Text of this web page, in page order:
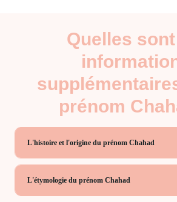
Quelles
prénom
L'histoire et l'origine du prénom Chahad
L'étymologie du prénom Chahad